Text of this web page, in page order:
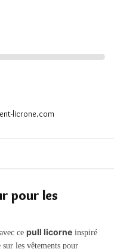
pour les
ce pull licorne inspiré
les vêtements pour